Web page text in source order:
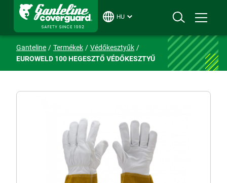
HU
Ganteline Termékek
Védőkesztyűk
EUROWELD 100 HEGESZTŐ VÉDŐKESZTYŰ